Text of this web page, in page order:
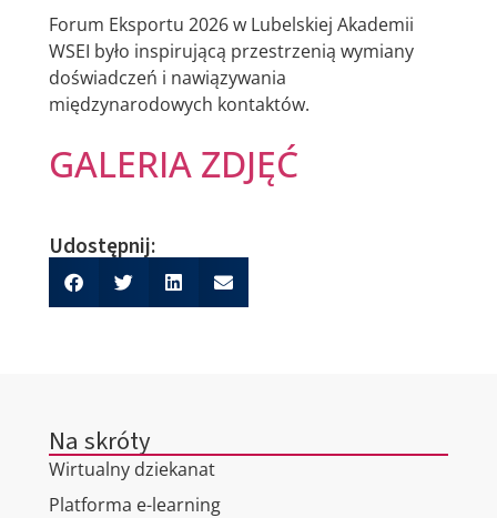
Forum Eksportu 2026 w Lubelskiej Akademii
WSEI było inspirującą przestrzenią wymiany
doświadczeń i nawiązywania
międzynarodowych kontaktów.
GALERIA ZDJĘĆ
Udostępnij:
Na skróty
Wirtualny dziekanat
Platforma e-learning